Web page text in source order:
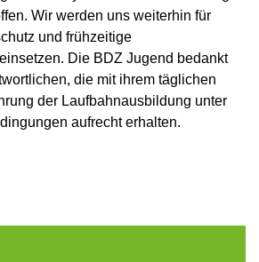
Wir werden uns weiterhin für
und frühzeitige
Die BDZ Jugend bedankt
die mit ihrem täglichen
der Laufbahnausbildung unter
aufrecht erhalten.